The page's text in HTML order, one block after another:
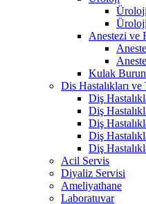
Anestezi ve
Kulak Burun
Dis Hastalıkları ve
Diş
Diş
Diş
Diş
Diş
Acil Servis
Diyaliz Servisi
Ameliyathane
Laboratuvar